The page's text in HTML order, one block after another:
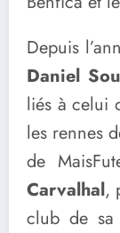
Depuis
Daniel
liés à celui
les rennes
de
Carvalhal,
club de sa